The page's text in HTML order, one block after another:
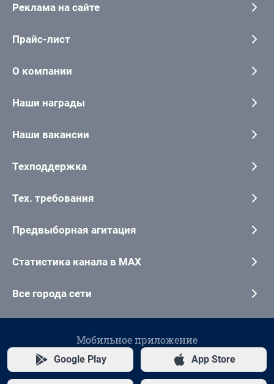
Реклама на сайте
Прайс-лист
О компании
Наши награды
Наши вакансии
Техподдержка
Тех. требования
Предвыборная агитация
Статистика канала в MAX
Все города сети
Мобильное приложение
Google Play App Store